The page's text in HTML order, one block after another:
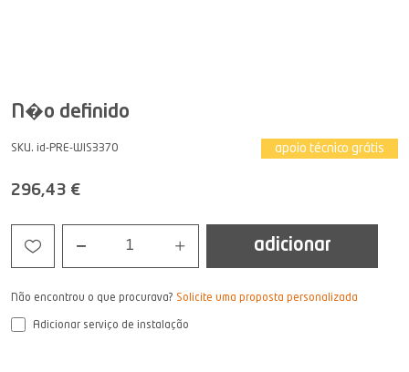
N�o definido
SKU. id-PRE-WIS3370 apoio técnico grátis
296,43 €
1 adicionar
Não encontrou o que procurava? Solicite uma proposta personalizada
Adicionar serviço de instalação